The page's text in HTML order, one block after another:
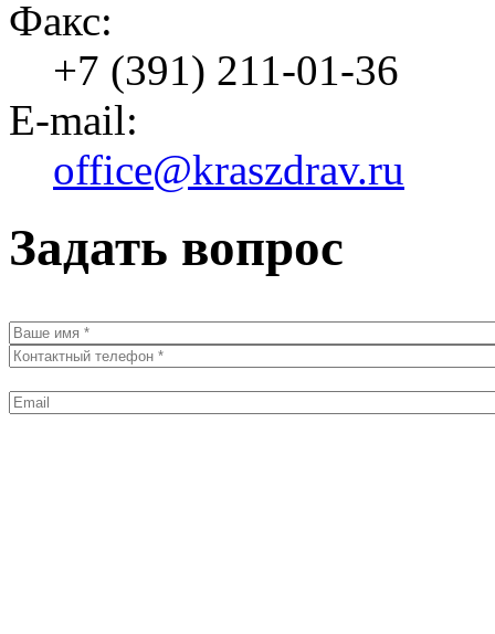
Факс:
+7 (391) 211-01-36
E-mail:
office@kraszdrav.ru
Задать вопрос